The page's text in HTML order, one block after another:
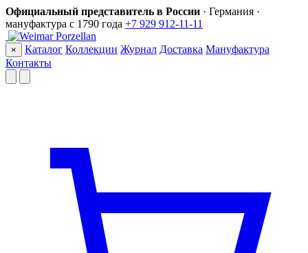
Официальный представитель в России · Германия ·
мануфактура с 1790 года +7 929 912-11-11
× Каталог Коллекции Журнал Доставка Мануфактура
Контакты